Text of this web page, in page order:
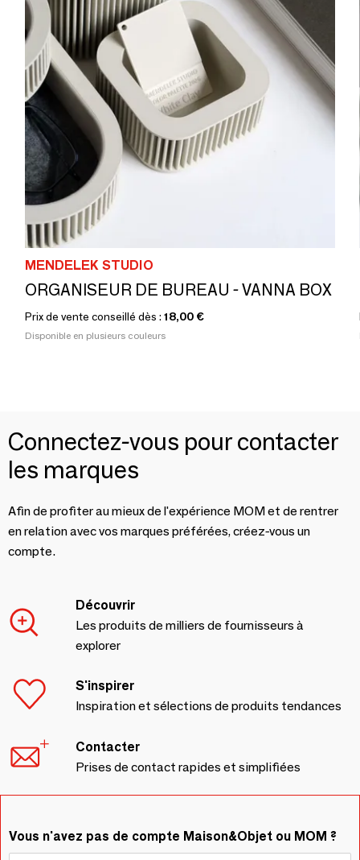
MENDELEK STUDIO
ORGANISEUR DE BUREAU - VANNA BOX
Prix de vente conseillé dès : 18,00 €
Disponible en plusieurs couleurs
Connectez-vous pour contacter
les marques
Afin de profiter au mieux de l'expérience MOM et de rentrer
en relation avec vos marques préférées, créez-vous un
compte.
Découvrir
Les produits de milliers de fournisseurs à
explorer
S'inspirer
Inspiration et sélections de produits tendances
Contacter
Prises de contact rapides et simplifiées
Vous n'avez pas de compte Maison&Objet ou MOM ?